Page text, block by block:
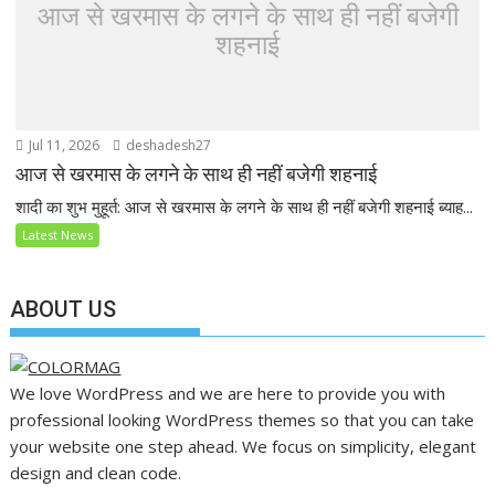
आज से खरमास के लगने के साथ ही नहीं बजेगी
शहनाई
Jul 11, 2026 deshadesh27
आज से खरमास के लगने के साथ ही नहीं बजेगी शहनाई
शादी का शुभ मुहूर्त: आज से खरमास के लगने के साथ ही नहीं बजेगी शहनाई ब्याह...
Latest News
ABOUT US
We love WordPress and we are here to provide you with
professional looking WordPress themes so that you can take
your website one step ahead. We focus on simplicity, elegant
design and clean code.